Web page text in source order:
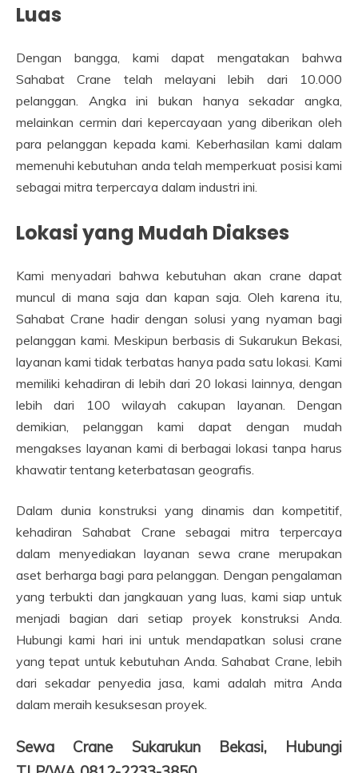
Luas
Dengan bangga, kami dapat mengatakan bahwa
Sahabat Crane telah melayani lebih dari 10.000
pelanggan. Angka ini bukan hanya sekadar angka,
melainkan cermin dari kepercayaan yang diberikan oleh
para pelanggan kepada kami. Keberhasilan kami dalam
memenuhi kebutuhan anda telah memperkuat posisi kami
sebagai mitra terpercaya dalam industri ini.
Lokasi yang Mudah Diakses
Kami menyadari bahwa kebutuhan akan crane dapat
muncul di mana saja dan kapan saja. Oleh karena itu,
Sahabat Crane hadir dengan solusi yang nyaman bagi
pelanggan kami. Meskipun berbasis di Sukarukun Bekasi,
layanan kami tidak terbatas hanya pada satu lokasi. Kami
memiliki kehadiran di lebih dari 20 lokasi lainnya, dengan
lebih dari 100 wilayah cakupan layanan. Dengan
demikian, pelanggan kami dapat dengan mudah
mengakses layanan kami di berbagai lokasi tanpa harus
khawatir tentang keterbatasan geografis.
Dalam dunia konstruksi yang dinamis dan kompetitif,
kehadiran Sahabat Crane sebagai mitra terpercaya
dalam menyediakan layanan sewa crane merupakan
aset berharga bagi para pelanggan. Dengan pengalaman
yang terbukti dan jangkauan yang luas, kami siap untuk
menjadi bagian dari setiap proyek konstruksi Anda.
Hubungi kami hari ini untuk mendapatkan solusi crane
yang tepat untuk kebutuhan Anda. Sahabat Crane, lebih
dari sekadar penyedia jasa, kami adalah mitra Anda
dalam meraih kesuksesan proyek.
Sewa Crane Sukarukun Bekasi, Hubungi